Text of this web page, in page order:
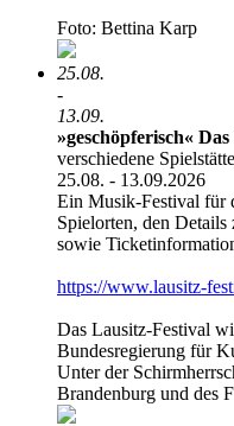
Foto: Bettina Karp
25.08.
-
13.09.
»geschöpferisch«
verschiedene
25.08. - 13.09.2026
Ein Musik-Festival für
Spielorten, den Details
sowie
https:/​­/​­www.lausitz-
Das Lausitz-Festival
Bundesregierung für
Unter der
Brandenburg und des